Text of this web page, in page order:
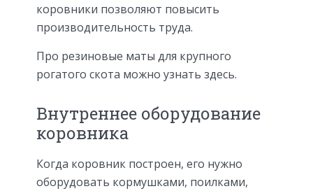
коровники позволяют повысить
производительность труда.
Про резиновые маты для крупного
рогатого скота можно узнать здесь.
Внутреннее оборудование
коровника
Когда коровник построен, его нужно
оборудовать кормушками, поилками,